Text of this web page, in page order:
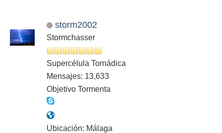
storm2002
Stormchasser
Supercélula Tornádica
Mensajes: 13,633
Objetivo Tormenta
Ubicación: Málaga